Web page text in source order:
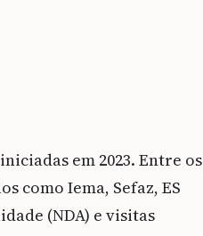
iniciadas em 2023. Entre os
como Iema, Sefaz, ES
(NDA) e visitas